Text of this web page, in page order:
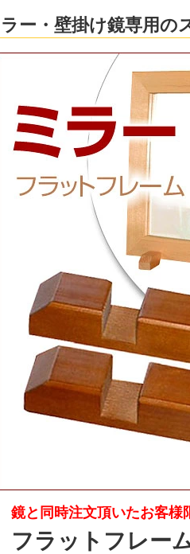
ー・壁掛け鏡専用の
鏡と同時注文頂いたお客様
フラットフレー